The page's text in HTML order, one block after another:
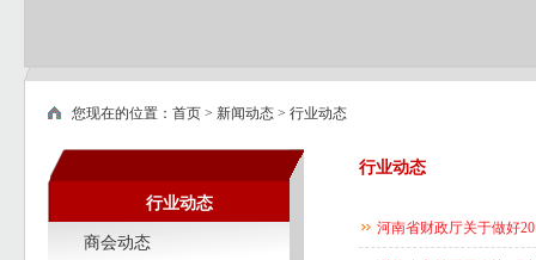
您现在的位置： 首页 > 新闻动态 > 行业动态
行业动态
商会动态
行业动态
河南省财政厅关于做好